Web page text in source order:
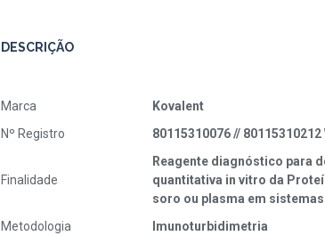
DESCRIÇÃO
Marca
Kovalent
Nº Registro
80115310076 // 80115310212
Finalidade
Reagente diagnóstico para
quantitativa in vitro da
soro ou plasma em
Metodologia
Imunoturbidimetria